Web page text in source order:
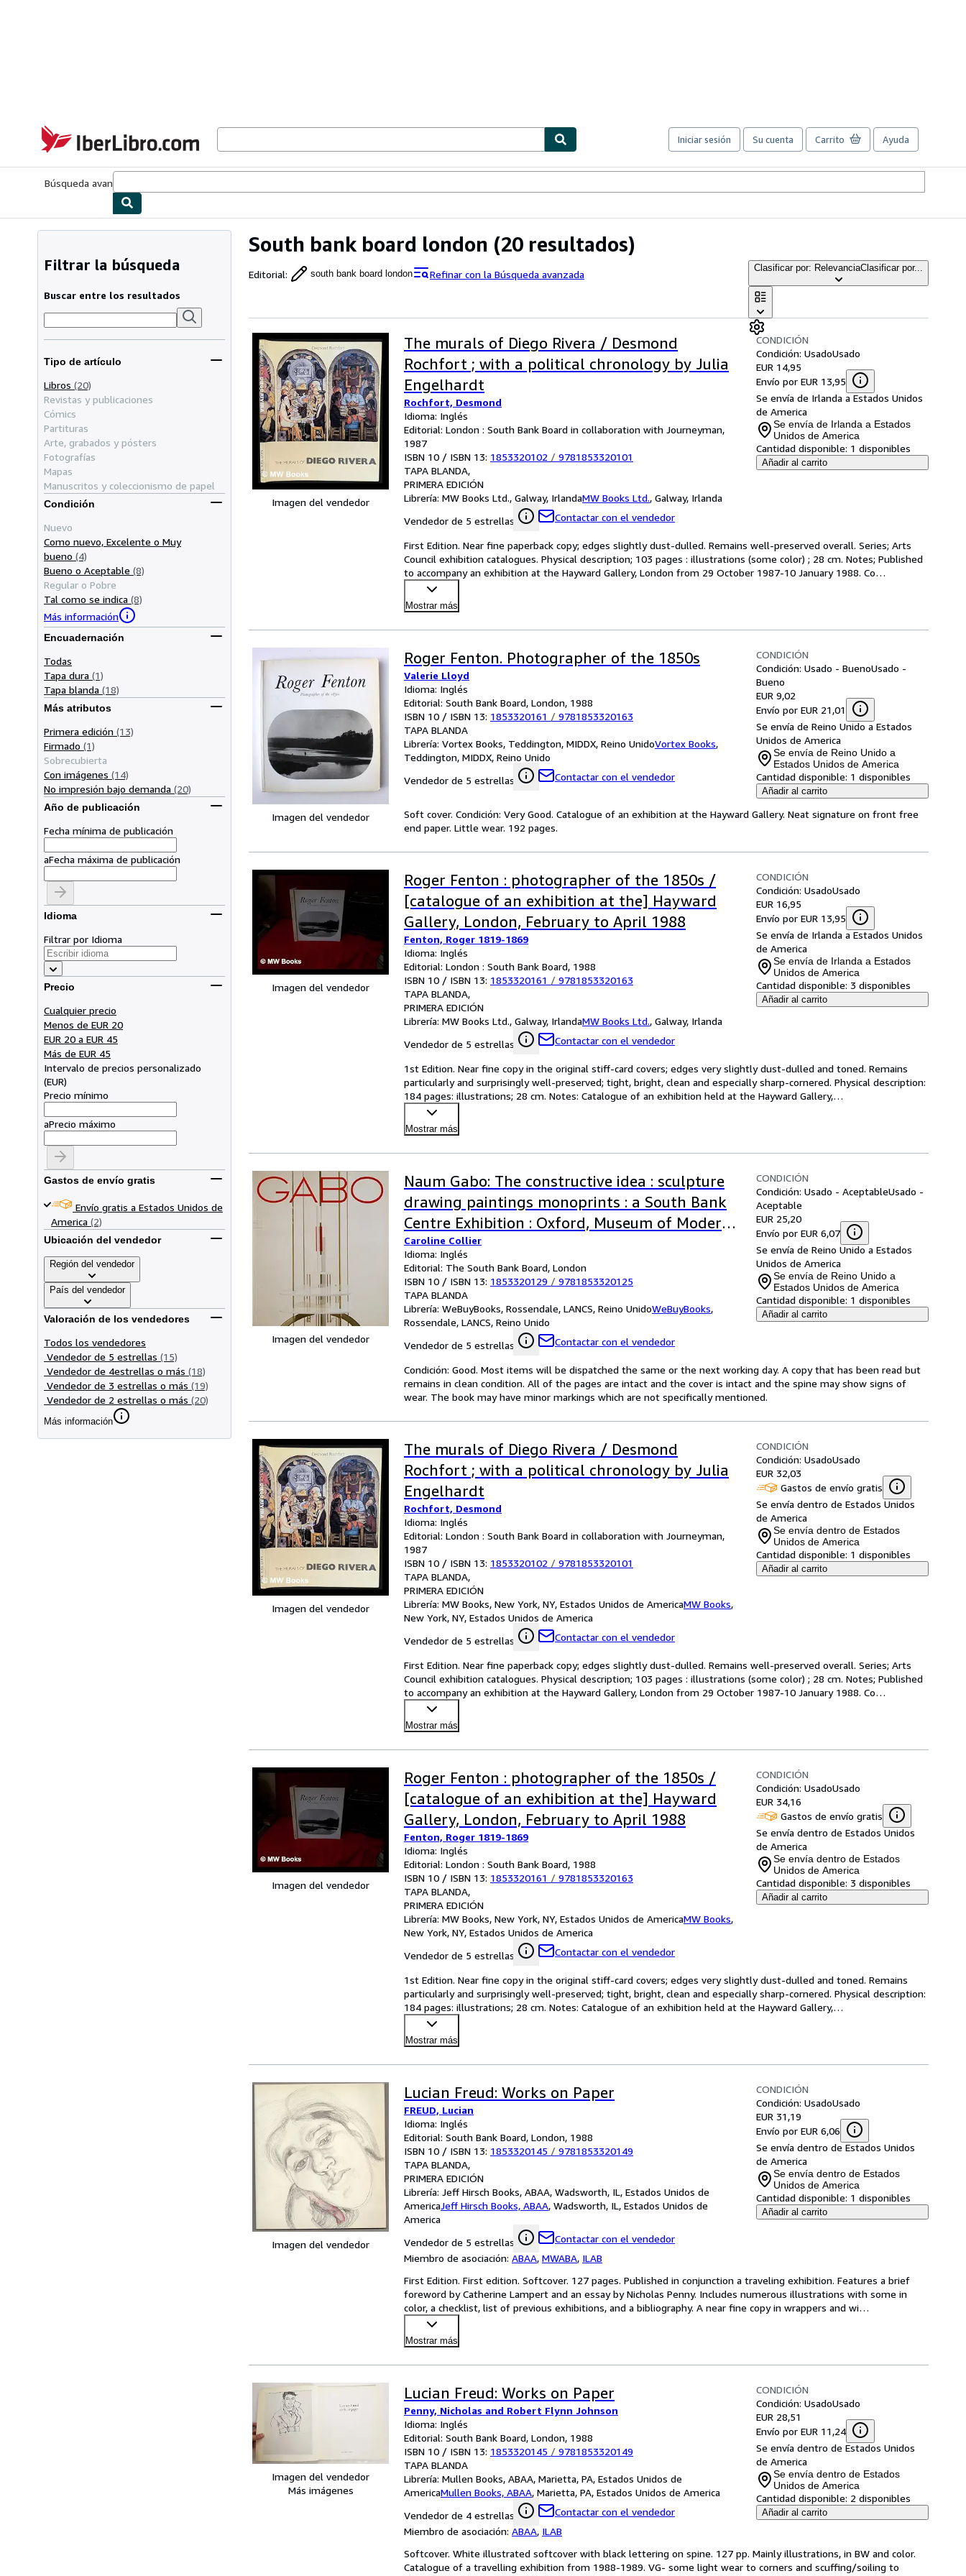
IberLibro.com
Iniciar sesión Su cuenta Carrito Ayuda
Búsqueda avanzada
South bank board london (20 resultados)
Editorial: south bank board london Refinar con la Búsqueda avanzada Clasificar por: RelevanciaClasificar por...
Filtrar la búsqueda
Buscar entre los resultados
Tipo de artículo
Libros (20)
Revistas y publicaciones
Cómics
Partituras
Arte, grabados y pósters
Fotografías
Mapas
Manuscritos y coleccionismo de papel
Condición
Nuevo
Como nuevo, Excelente o Muy
bueno (4)
Bueno o Aceptable (8)
Regular o Pobre
Tal como se indica (8)
Más información
Encuadernación
Todas
Tapa dura (1)
Tapa blanda (18)
Más atributos
Primera edición (13)
Firmado (1)
Sobrecubierta
Con imágenes (14)
No impresión bajo demanda (20)
Año de publicación
Fecha mínima de publicación
aFecha máxima de publicación
Idioma
Filtrar por Idioma
Precio
Cualquier precio
Menos de EUR 20
EUR 20 a EUR 45
Más de EUR 45
Intervalo de precios personalizado
(EUR)
Precio mínimo
aPrecio máximo
Gastos de envío gratis
Envío gratis a Estados Unidos de
America (2)
Ubicación del vendedor
Región del vendedor
País del vendedor
Valoración de los vendedores
Todos los vendedores
Vendedor de 5 estrellas (15)
Vendedor de 4estrellas o más (18)
Vendedor de 3 estrellas o más (19)
Vendedor de 2 estrellas o más (20)
Más información
Imagen del vendedor
The murals of Diego Rivera / Desmond
Rochfort ; with a political chronology by Julia
Engelhardt
Rochfort, Desmond
Idioma: Inglés
Editorial: London : South Bank Board in collaboration with Journeyman,
1987
ISBN 10 / ISBN 13: 1853320102 / 9781853320101
TAPA BLANDA
PRIMERA EDICIÓN
Librería: MW Books Ltd., Galway, IrlandaMW Books Ltd., Galway, Irlanda
Vendedor de 5 estrellas
Contactar con el vendedor
CONDICIÓN
Condición: UsadoUsado
EUR 14,95
Envío por EUR 13,95
Se envía de Irlanda a Estados Unidos
de America
Se envía de Irlanda a Estados
Unidos de America
Cantidad disponible: 1 disponibles
Añadir al carrito
First Edition. Near fine paperback copy; edges slightly dust-dulled. Remains well-preserved overall. Series; Arts
Council exhibition catalogues. Physical description; 103 pages : illustrations (some color) ; 28 cm. Notes; Published
to accompany an exhibition at the Hayward Gallery, London from 29 October 1987-10 January 1988. Co…
Mostrar más
Imagen del vendedor
Roger Fenton. Photographer of the 1850s
Valerie Lloyd
Idioma: Inglés
Editorial: South Bank Board, London, 1988
ISBN 10 / ISBN 13: 1853320161 / 9781853320163
TAPA BLANDA
Librería: Vortex Books, Teddington, MIDDX, Reino UnidoVortex Books,
Teddington, MIDDX, Reino Unido
Vendedor de 5 estrellas
Contactar con el vendedor
CONDICIÓN
Condición: Usado - BuenoUsado -
Bueno
EUR 9,02
Envío por EUR 21,01
Se envía de Reino Unido a Estados
Unidos de America
Se envía de Reino Unido a
Estados Unidos de America
Cantidad disponible: 1 disponibles
Añadir al carrito
Soft cover. Condición: Very Good. Catalogue of an exhibition at the Hayward Gallery. Neat signature on front free
end paper. Little wear. 192 pages.
Imagen del vendedor
Roger Fenton : photographer of the 1850s /
[catalogue of an exhibition at the] Hayward
Gallery, London, February to April 1988
Fenton, Roger 1819-1869
Idioma: Inglés
Editorial: London : South Bank Board, 1988
ISBN 10 / ISBN 13: 1853320161 / 9781853320163
TAPA BLANDA
PRIMERA EDICIÓN
Librería: MW Books Ltd., Galway, IrlandaMW Books Ltd., Galway, Irlanda
Vendedor de 5 estrellas
Contactar con el vendedor
CONDICIÓN
Condición: UsadoUsado
EUR 16,95
Envío por EUR 13,95
Se envía de Irlanda a Estados Unidos
de America
Se envía de Irlanda a Estados
Unidos de America
Cantidad disponible: 3 disponibles
Añadir al carrito
1st Edition. Near fine copy in the original stiff-card covers; edges very slightly dust-dulled and toned. Remains
particularly and surprisingly well-preserved; tight, bright, clean and especially sharp-cornered. Physical description:
184 pages: illustrations; 28 cm. Notes: Catalogue of an exhibition held at the Hayward Gallery,…
Mostrar más
Imagen del vendedor
Naum Gabo: The constructive idea : sculpture
drawing paintings monoprints : a South Bank
Centre Exhibition : Oxford, Museum of Modern
Art, 13 December . & Museum, 16 September-23
October 1988
Caroline Collier
Idioma: Inglés
Editorial: The South Bank Board, London
ISBN 10 / ISBN 13: 1853320129 / 9781853320125
TAPA BLANDA
Librería: WeBuyBooks, Rossendale, LANCS, Reino UnidoWeBuyBooks,
Rossendale, LANCS, Reino Unido
Vendedor de 5 estrellas
Contactar con el vendedor
CONDICIÓN
Condición: Usado - AceptableUsado -
Aceptable
EUR 25,20
Envío por EUR 6,07
Se envía de Reino Unido a Estados
Unidos de America
Se envía de Reino Unido a
Estados Unidos de America
Cantidad disponible: 1 disponibles
Añadir al carrito
Condición: Good. Most items will be dispatched the same or the next working day. A copy that has been read but
remains in clean condition. All of the pages are intact and the cover is intact and the spine may show signs of
wear. The book may have minor markings which are not specifically mentioned.
Imagen del vendedor
The murals of Diego Rivera / Desmond
Rochfort ; with a political chronology by Julia
Engelhardt
Rochfort, Desmond
Idioma: Inglés
Editorial: London : South Bank Board in collaboration with Journeyman,
1987
ISBN 10 / ISBN 13: 1853320102 / 9781853320101
TAPA BLANDA
PRIMERA EDICIÓN
Librería: MW Books, New York, NY, Estados Unidos de AmericaMW Books,
New York, NY, Estados Unidos de America
Vendedor de 5 estrellas
Contactar con el vendedor
CONDICIÓN
Condición: UsadoUsado
EUR 32,03
Gastos de envío gratis
Se envía dentro de Estados Unidos
de America
Se envía dentro de Estados
Unidos de America
Cantidad disponible: 1 disponibles
Añadir al carrito
First Edition. Near fine paperback copy; edges slightly dust-dulled. Remains well-preserved overall. Series; Arts
Council exhibition catalogues. Physical description; 103 pages : illustrations (some color) ; 28 cm. Notes; Published
to accompany an exhibition at the Hayward Gallery, London from 29 October 1987-10 January 1988. Co…
Mostrar más
Imagen del vendedor
Roger Fenton : photographer of the 1850s /
[catalogue of an exhibition at the] Hayward
Gallery, London, February to April 1988
Fenton, Roger 1819-1869
Idioma: Inglés
Editorial: London : South Bank Board, 1988
ISBN 10 / ISBN 13: 1853320161 / 9781853320163
TAPA BLANDA
PRIMERA EDICIÓN
Librería: MW Books, New York, NY, Estados Unidos de AmericaMW Books,
New York, NY, Estados Unidos de America
Vendedor de 5 estrellas
Contactar con el vendedor
CONDICIÓN
Condición: UsadoUsado
EUR 34,16
Gastos de envío gratis
Se envía dentro de Estados Unidos
de America
Se envía dentro de Estados
Unidos de America
Cantidad disponible: 3 disponibles
Añadir al carrito
1st Edition. Near fine copy in the original stiff-card covers; edges very slightly dust-dulled and toned. Remains
particularly and surprisingly well-preserved; tight, bright, clean and especially sharp-cornered. Physical description:
184 pages: illustrations; 28 cm. Notes: Catalogue of an exhibition held at the Hayward Gallery,…
Mostrar más
Imagen del vendedor
Lucian Freud: Works on Paper
FREUD, Lucian
Idioma: Inglés
Editorial: South Bank Board, London, 1988
ISBN 10 / ISBN 13: 1853320145 / 9781853320149
TAPA BLANDA
PRIMERA EDICIÓN
Librería: Jeff Hirsch Books, ABAA, Wadsworth, IL, Estados Unidos de
AmericaJeff Hirsch Books, ABAA, Wadsworth, IL, Estados Unidos de
America
Vendedor de 5 estrellas
Contactar con el vendedor
Miembro de asociación: ABAA, MWABA, ILAB
CONDICIÓN
Condición: UsadoUsado
EUR 31,19
Envío por EUR 6,06
Se envía dentro de Estados Unidos
de America
Se envía dentro de Estados
Unidos de America
Cantidad disponible: 1 disponibles
Añadir al carrito
First Edition. First edition. Softcover. 127 pages. Published in conjunction a traveling exhibition. Features a brief
foreword by Catherine Lampert and an essay by Nicholas Penny. Includes numerous illustrations with some in
color, a checklist, list of previous exhibitions, and a bibliography. A near fine copy in wrappers and wi…
Mostrar más
Imagen del vendedor
Más imágenes
Lucian Freud: Works on Paper
Penny, Nicholas and Robert Flynn Johnson
Idioma: Inglés
Editorial: South Bank Board, London, 1988
ISBN 10 / ISBN 13: 1853320145 / 9781853320149
TAPA BLANDA
Librería: Mullen Books, ABAA, Marietta, PA, Estados Unidos de
AmericaMullen Books, ABAA, Marietta, PA, Estados Unidos de America
Vendedor de 4 estrellas
Contactar con el vendedor
Miembro de asociación: ABAA, ILAB
CONDICIÓN
Condición: UsadoUsado
EUR 28,51
Envío por EUR 11,24
Se envía dentro de Estados Unidos
de America
Se envía dentro de Estados
Unidos de America
Cantidad disponible: 2 disponibles
Añadir al carrito
Softcover. White illustrated softcover with black lettering on spine. 127 pp. Mainly illustrations, in BW and color.
Catalogue of a travelling exhibition from 1988-1989. VG- some light wear to corners and scuffing/soiling to